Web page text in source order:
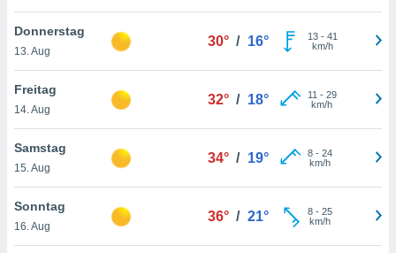
der
weiterhin
Donnerstag
13. Aug
30° / 16° 13- 41
km/h
Freitag
14. Aug
32° / 18° 11 - 29
km/h
Samstag
15. Aug
34° / 19° 8- 24
km/h
Sonntag
16. Aug
36° / 21° 8- 25
km/h